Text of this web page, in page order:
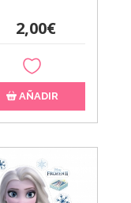
2,00€
AÑADIR